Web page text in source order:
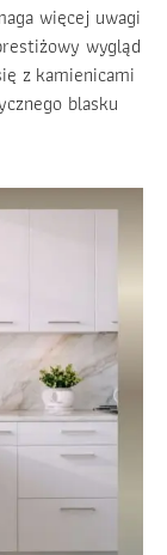
więcej uwagi
wygląd
z kamienicami
blasku